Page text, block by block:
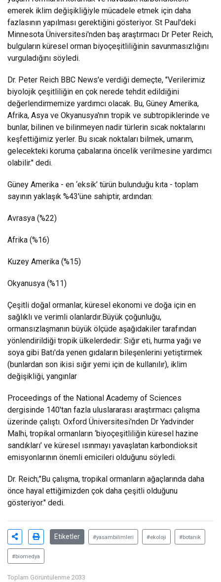
emerek iklim değişikliğiyle mücadele etmek için daha
fazlasının yapılması gerektiğini gösteriyor. St Paul'deki
Minnesota Üniversitesi'nden baş araştırmacı Dr Peter Reich,
bulguların küresel orman biyoçeşitliliğinin savunmasızlığını
vurguladığını söyledi.
Dr. Peter Reich BBC News'e verdiği demeçte, "Verilerimiz
biyolojik çeşitliliğin en çok nerede tehdit edildiğini
değerlendirmemize yardımcı olacak. Bu, Güney Amerika,
Afrika, Asya ve Okyanusya'nın tropik ve subtropiklerinde ve
bunlar, bilinen ve bilinmeyen nadir türlerin sıcak noktalarını
keşfettiğimiz yerler. Bu sıcak noktaları bilmek, umarım,
gelecekteki koruma çabalarına öncelik verilmesine yardımcı
olabilir." dedi.
Güney Amerika - en ‘eksik’ türün bulunduğu kıta - toplam
sayının yaklaşık %43'üne sahiptir, ardından:
Avrasya (%22)
Afrika (%16)
Kuzey Amerika (%15)
Okyanusya (%11)
Çeşitli doğal ormanlar, küresel ekonomi ve doğa için en
sağlıklı ve verimli olanlardır.Büyük çoğunluğu,
ormansızlaşmanın büyük ölçüde aşağıdakiler tarafından
yönlendirildiği tropik ülkelerdedir: Sığır eti, hurma yağı ve
soya gibi Batı'da yenen gıdaların bileşenlerini yetiştirmek
(bunlardan son ikisi sığır yemi için de kullanılır), iklim
değişikliği, yangınlar
Proceedings of the National Academy of Sciences
dergisinde 140'tan fazla uluslararası araştırmacı çalışma
üzerinde çalıştı. Oxford Üniversitesi'nden Dr Yadvinder
Malhi, tropikal ormanların ‘biyoçeşitliliğin küresel hazine
sandıkları’ ve küresel ısınmayı yavaşlatan karbondioksit
emisyonlarının önemli emicileri olduğunu söyledi.
Dr. Reich;"Bu çalışma, tropikal ormanların ağaçlarında daha
önce hayal ettiğimizden çok daha çeşitli olduğunu
gösteriyor." dedi.
Etiketler #yasambilimleri #ekoloji #botanik
#biomedya
Toplam Görüntülenme 2033